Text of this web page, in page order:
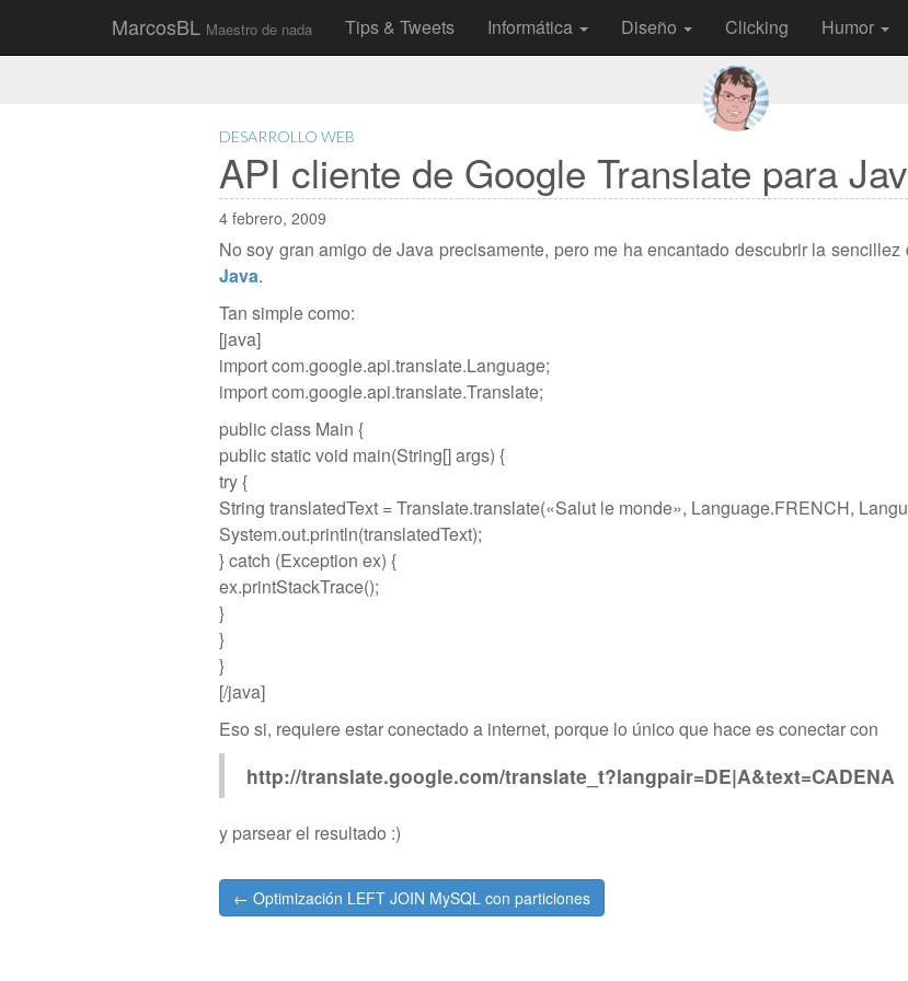
MarcosBL Maestro de nada
Main
menu
content
Tips & Tweets Informática Diseño Clicking Humor
DESARROLLO WEB
API cliente de Google Translate para
4 febrero, 2009
No soy gran amigo de Java precisamente, pero me ha encantado descubrir la sencillez
Java.
Tan simple como:
[java]
import com.google.api.translate.Language;
import com.google.api.translate.Translate;
public class Main {
public static void main(String[] args) {
try {
String translatedText = Translate.translate(«Salut le monde», Language.FRENCH,
System.out.println(translatedText);
} catch (Exception ex) {
ex.printStackTrace();
}
}
}
[/java]
Eso si, requiere estar conectado a internet, porque lo único que hace es conectar con
http://translate.google.com/translate_t?langpair=DE|A&text=CADENA
y parsear el resultado :)
Post
navigation
← Optimización LEFT JOIN MySQL con particiones